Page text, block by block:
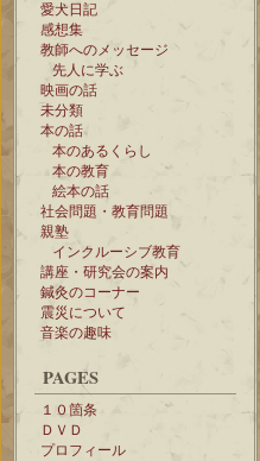
愛犬日記
感想集
教師へのメッセージ
先人に学ぶ
映画の話
未分類
本の話
本のあるくらし
本の教育
絵本の話
社会問題・教育問題
親塾
インクルーシブ教育
講座・研究会の案内
鍼灸のコーナー
震災について
音楽の趣味
PAGES
１０箇条
ＤＶＤ
プロフィール